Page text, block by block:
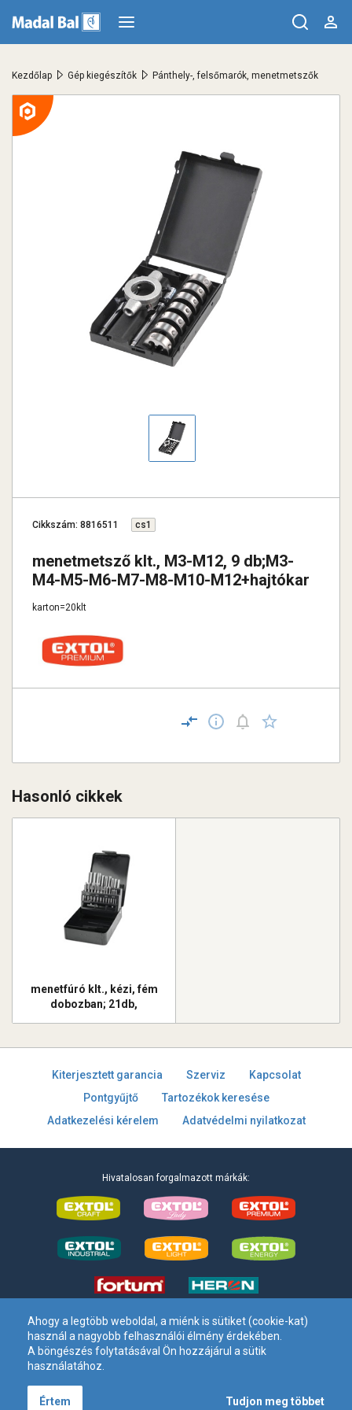
Kezdőlap > Gép kiegészítők > Pánthely-, felsőmarók, menetmetszők
Cikkszám: 8816511 cs1
menetmetsző klt., M3-M12, 9 db;M3-
M4-M5-M6-M7-M8-M10-M12+hajtókar
karton=20klt
Hasonló cikkek
menetfúró klt., kézi, fém
dobozban; 21db,
hajtóvas nélkül
Kiterjesztett garancia Szerviz
Kapcsolat
Pontgyűjtő
Tartozékok keresése
Adatkezelési kérelem
Adatvédelmi nyilatkozat
Hivatalosan forgalmazott márkák:
Madal Bal Kft. –1173 Budapest, Régivám köz 2. – Tel:
1620 – E-mail: info[kukac]madalbal[pont]hu
Minden jog fenntartva. © Madal Bal Kft. 2020
Ahogy a legtöbb weboldal, a miénk is sütiket (cookie-kat)
használ a nagyobb felhasználói élmény érdekében.
A böngészés folytatásával Ön hozzájárul a sütik
használatához.
Értem Tudjon meg többet